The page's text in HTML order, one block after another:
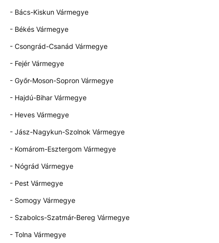
- Bács-Kiskun Vármegye
- Békés Vármegye
- Csongrád-Csanád Vármegye
- Fejér Vármegye
- Győr-Moson-Sopron Vármegye
- Hajdú-Bihar Vármegye
- Heves Vármegye
- Jász-Nagykun-Szolnok Vármegye
- Komárom-Esztergom Vármegye
- Nógrád Vármegye
- Pest Vármegye
- Somogy Vármegye
- Szabolcs-Szatmár-Bereg Vármegye
- Tolna Vármegye